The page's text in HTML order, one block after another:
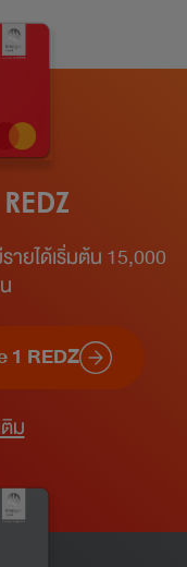
ยได้เริ่มต้น 15,000
1 REDZ
ม